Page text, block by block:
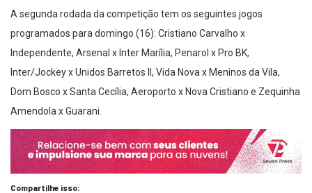
A segunda rodada da competição tem os seguintes jogos
programados para domingo (16): Cristiano Carvalho x
Independente, Arsenal x Inter Marília, Penarol x Pro BK,
Inter/Jockey x Unidos Barretos II, Vida Nova x Meninos da Vila,
Dom Bosco x Santa Cecília, Aeroporto x Nova Cristiano e Zequinha
Amendola x Guarani.
Compartilhe isso: